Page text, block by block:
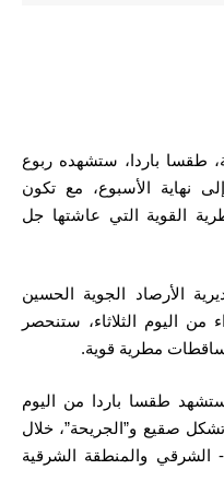
طقسا باردا، ستشهده ربوع
نهاية الأسبوع، مع تكون
القوية التي عاشتها جل
الأرصاد الجوية الحسين
من اليوم الثلاثاء، ستنحصر
مطرية قوية.
طقسا باردا من اليوم
تشكل صقيع و”الجريحة”، خلال
الشرقي والمنطقة الشرقية